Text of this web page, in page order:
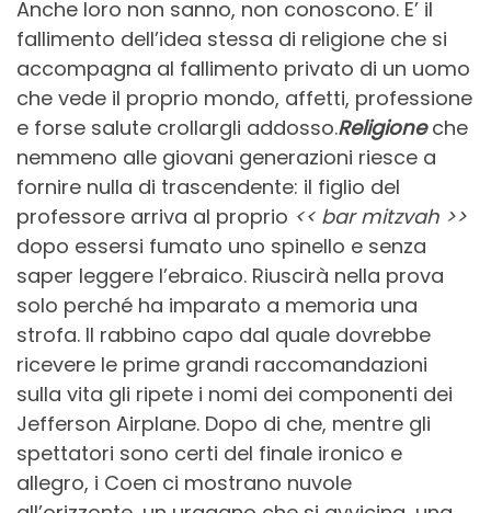
Anche loro non sanno, non conoscono. E’ il
fallimento dell’idea stessa di religione che si
accompagna al fallimento privato di un uomo
che vede il proprio mondo, affetti, professione
e forse salute crollargli addosso.Religioneche
nemmeno alle giovani generazioni riesce a
fornire nulla di trascendente: il figlio del
professore arriva al proprio << bar mitzvah >>
dopo essersi fumato uno spinello e senza
saper leggere l’ebraico. Riuscirà nella prova
solo perché ha imparato a memoria una
strofa. Il rabbino capo dal quale dovrebbe
ricevere le prime grandi raccomandazioni
sulla vita gli ripete i nomi dei componenti dei
Jefferson Airplane. Dopo di che, mentre gli
spettatori sono certi del finale ironico e
allegro, i Coen ci mostrano nuvole